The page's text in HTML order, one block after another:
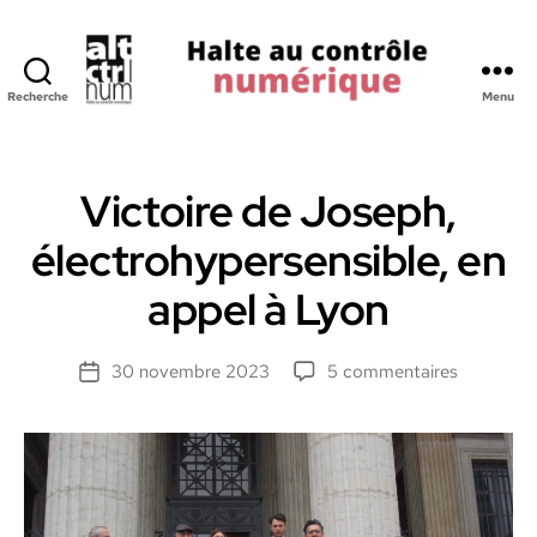
Recherche
Numerique
Menu
Victoire de Joseph,
électrohypersensible, en
appel à Lyon
Date30 novembre 2023 5 commentaires
Joseph,
en
appel